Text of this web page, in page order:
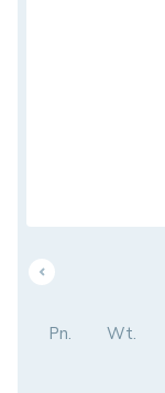
Pn. Wt.